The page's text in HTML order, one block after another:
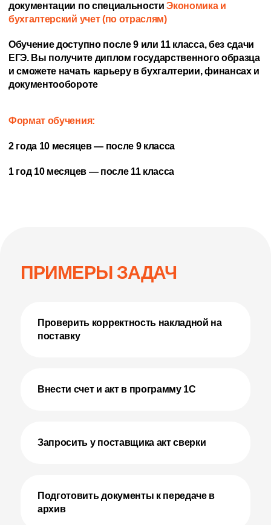
документации по специальностиЭкономика и
бухгалтерский учет (по отраслям)
Обучение доступно после 9 или 11 класса, без сдачи
ЕГЭ. Вы получите диплом государственного образца
и сможете начать карьеру в бухгалтерии, финансах и
документообороте
Формат обучения:
2 года 10 месяцев — после 9 класса
1 год 10 месяцев — после 11 класса
ПРИМЕРЫ ЗАДАЧ
Проверить корректность накладной на
поставку
Внести счет и акт в программу 1С
Запросить у поставщика акт сверки
Подготовить документы к передаче в
архив